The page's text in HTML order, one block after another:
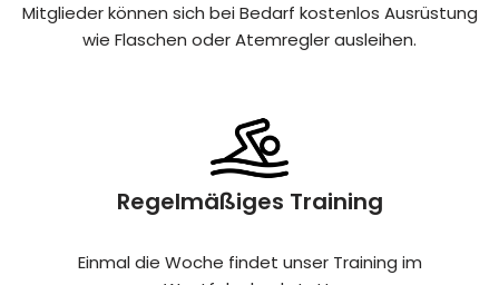
Mitglieder können sich bei Bedarf kostenlos Ausrüstung
wie Flaschen oder Atemregler ausleihen.
Regelmäßiges Training
Einmal die Woche findet unser Training im